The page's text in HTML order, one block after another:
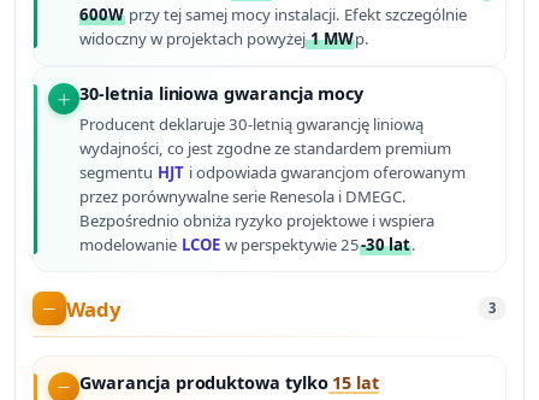
600W przy tej samej mocy instalacji. Efekt szczególnie
widoczny w projektach powyżej1 MWp.
30-letnia liniowa gwarancja mocy
Producent deklaruje 30-letnią gwarancję liniową
wydajności, co jest zgodne ze standardem premium
segmentu HJT i odpowiada gwarancjom oferowanym
przez porównywalne serie Renesola i DMEGC.
Bezpośrednio obniża ryzyko projektowe i wspiera
modelowanie LCOE w perspektywie 25-30 lat.
Wady 3
Gwarancja produktowa tylko15 lat